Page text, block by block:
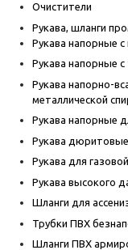
Очистители
Рукава, шланги
Рукава напорные
Рукава напорные
Рукава напорно-
металлической
Рукава напорные
Рукава
Рукава для
Рукава высокого
Шланги для
Трубки ПВХ
Шланги ПВХ